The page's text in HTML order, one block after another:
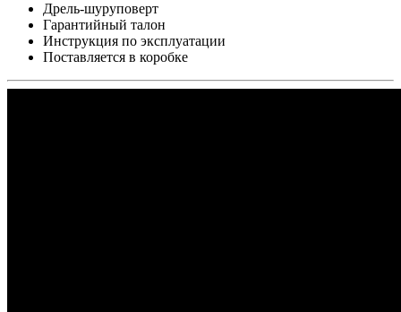
Дрель-шуруповерт
Гарантийный талон
Инструкция по эксплуатации
Поставляется в коробке